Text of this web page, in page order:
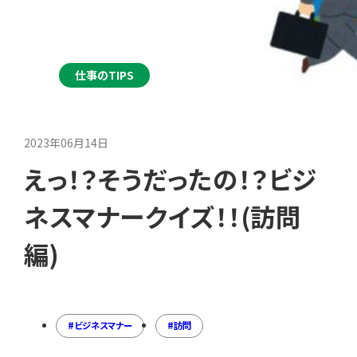
仕事のTIPS
2023年06月14日
えっ！？そうだったの！？ビジ
ネスマナークイズ！！(訪問
編)
ビジネスマナー 訪問